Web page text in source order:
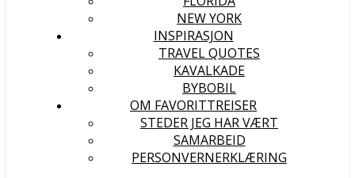
NEW YORK
INSPIRASJON
TRAVEL QUOTES
KAVALKADE
BYBOBIL
OM FAVORITTREISER
STEDER JEG HAR VÆRT
SAMARBEID
PERSONVERNERKLÆRING